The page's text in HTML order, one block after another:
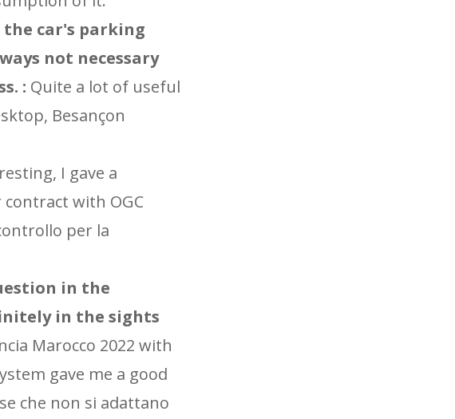
the car's parking
not necessary
: Quite a lot of useful
Besançon
I gave a
with OGC
per la
in the
in the sights
Marocco 2022 with
gave me a good
che non si adattano